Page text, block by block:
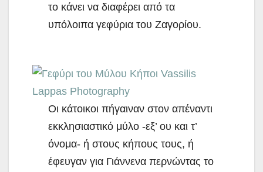
το κάνει να διαφέρει από τα
υπόλοιπα γεφύρια του Ζαγορίου.
Οι κάτοικοι πήγαιναν στον απέναντι
εκκλησιαστικό μύλο -εξ’ ου και τ’
όνομα- ή στους κήπους τους, ή
έφευγαν για Γιάννενα περνώντας το